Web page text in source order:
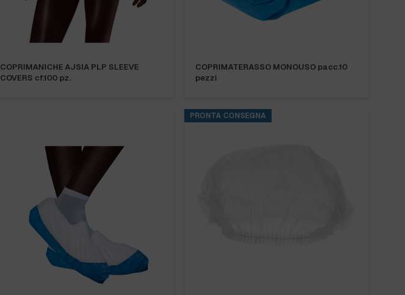
COPRIMANICHE AJSIA PLP SLEEVE
COVERS cf.100 pz.
COPRIMATERASSO MONOUSO pacc.10
pezzi
PRONTA CONSEGNA